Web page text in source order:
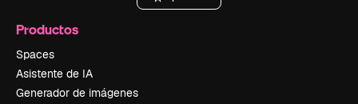
Productos
Spaces
Asistente de IA
Generador de imágenes